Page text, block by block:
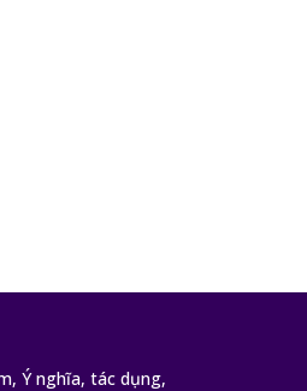
Ý nghĩa, tác dụng,